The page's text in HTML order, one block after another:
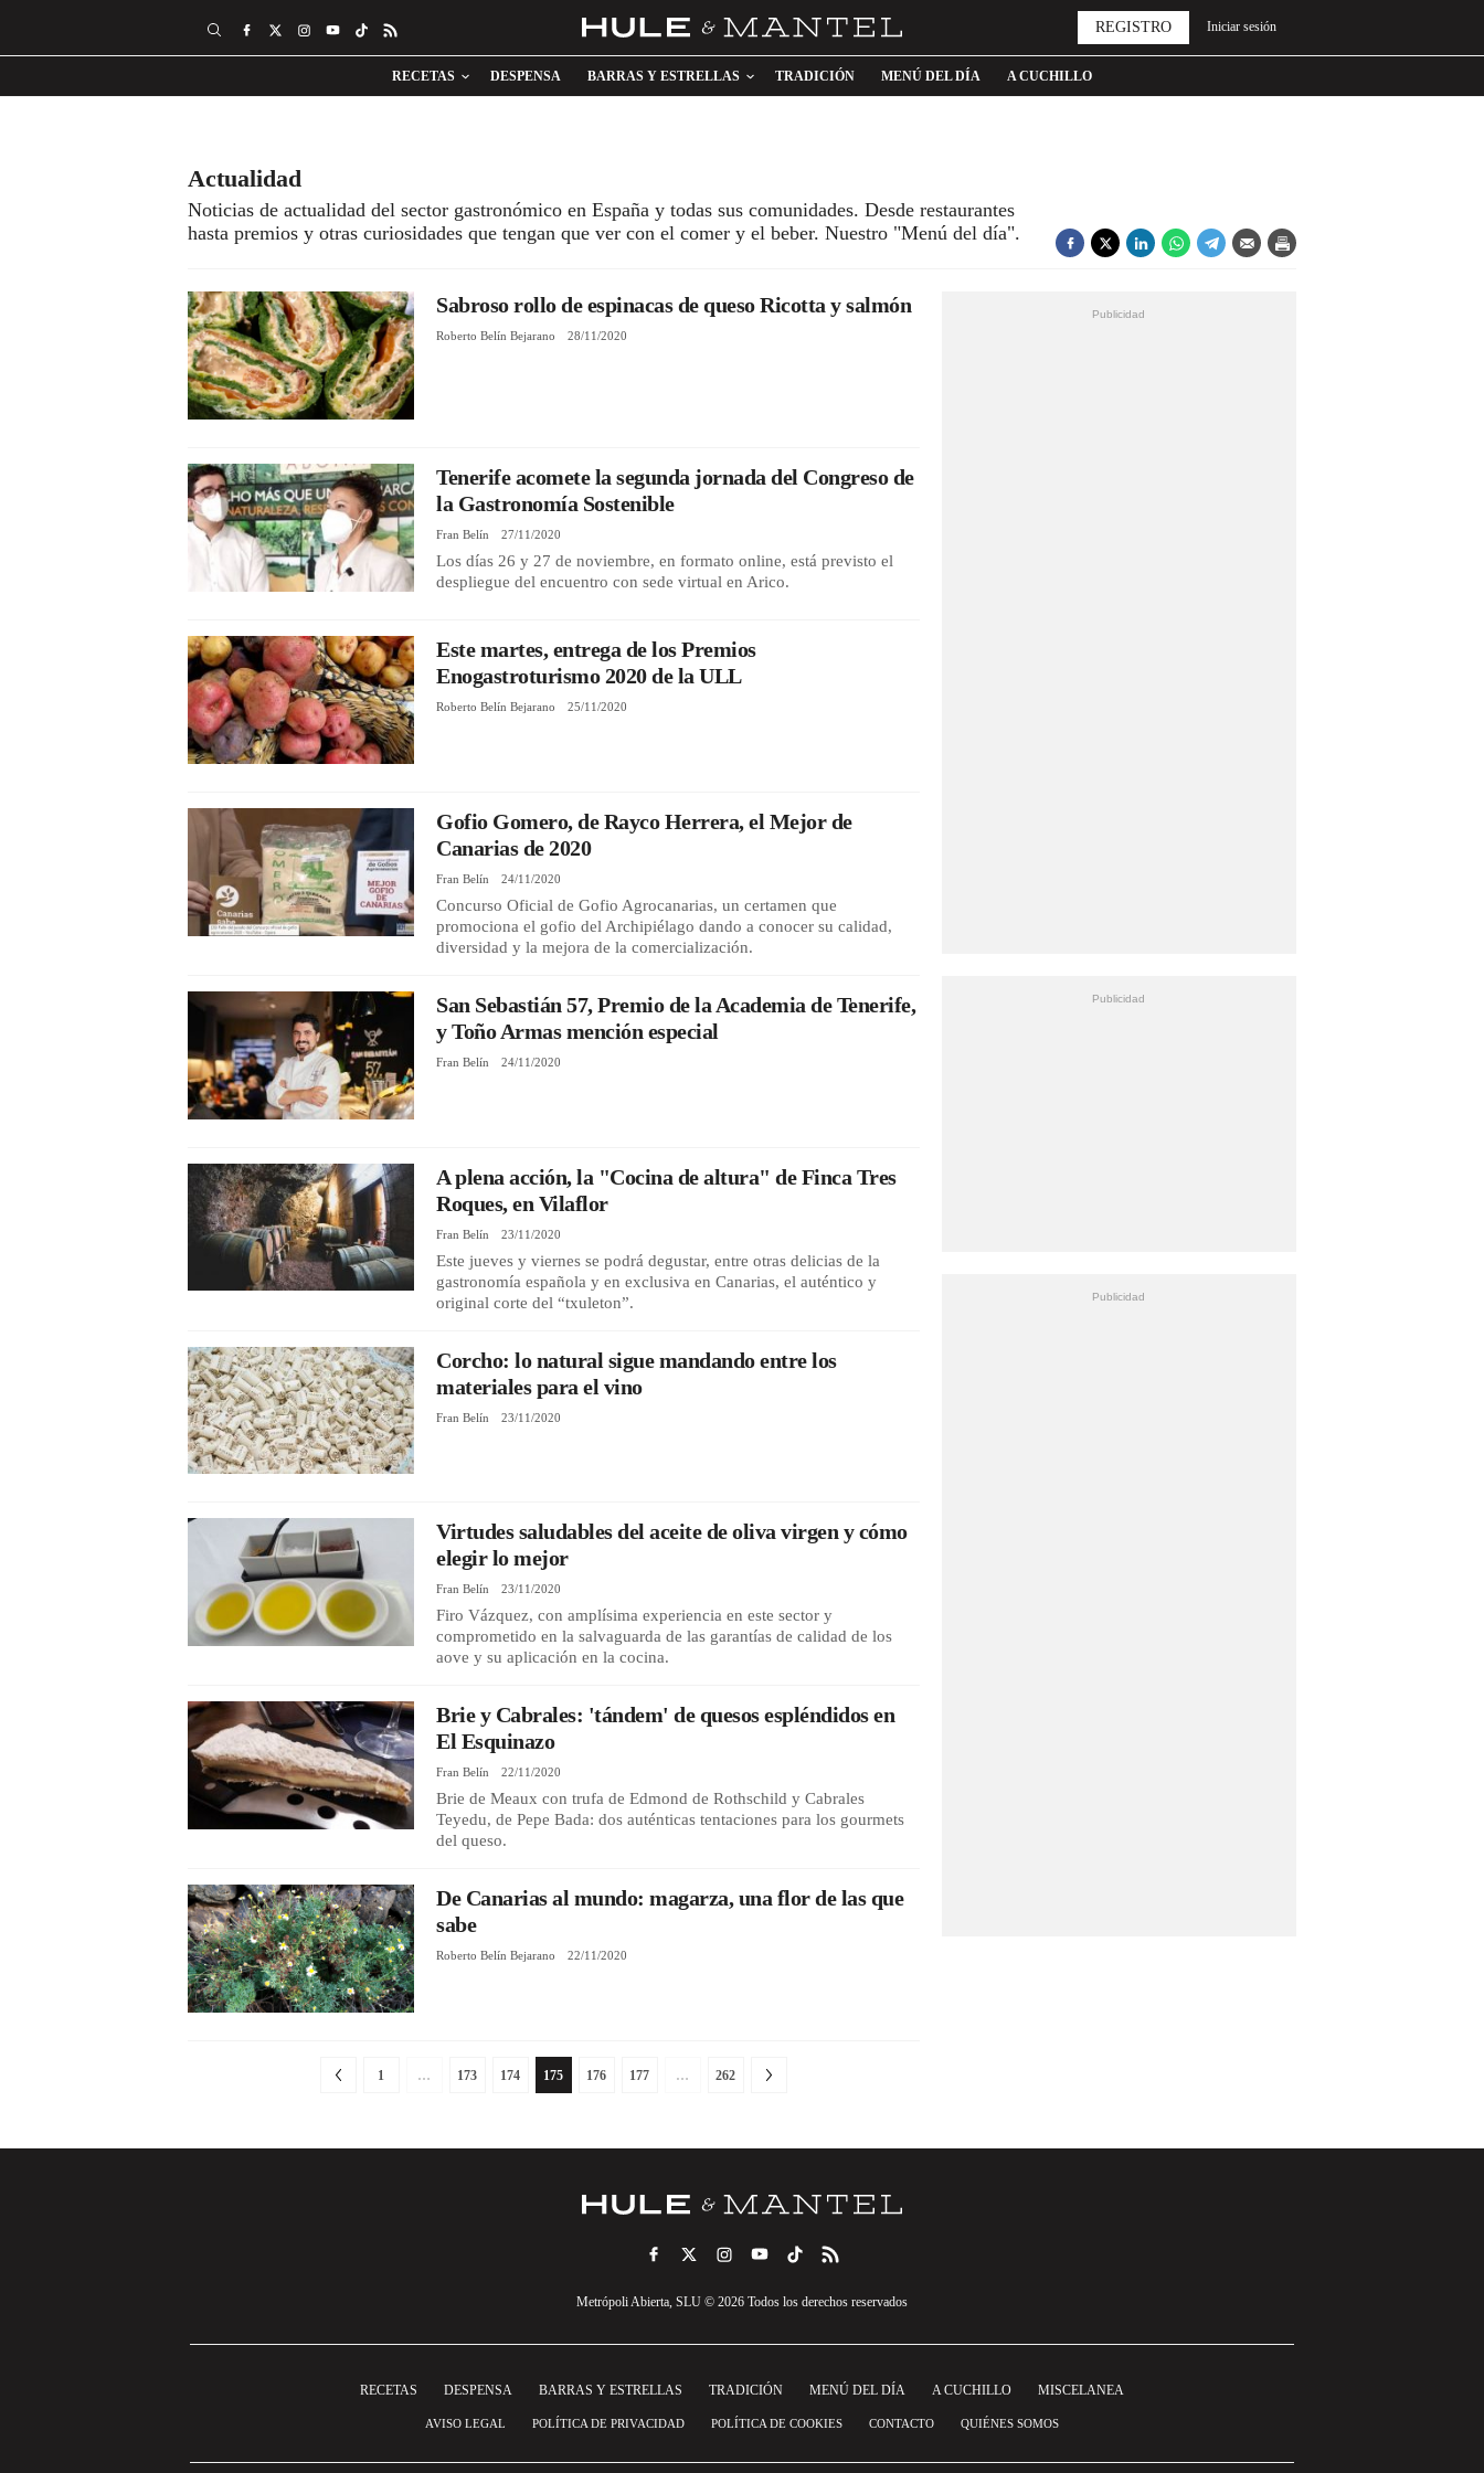
RECETAS DESPENSA BARRAS Y ESTRELLAS TRADICIÓN MENÚ DEL DÍA A CUCHILLO
REGISTRO Iniciar sesión
Actualidad
Noticias de actualidad del sector gastronómico en España y todas sus comunidades. Desde restaurantes
hasta premios y otras curiosidades que tengan que ver con el comer y el beber. Nuestro "Menú del día".
Sabroso rollo de espinacas de queso Ricotta y salmón
Roberto Belín Bejarano 28/11/2020
Tenerife acomete la segunda jornada del Congreso de
la Gastronomía Sostenible
Fran Belín 27/11/2020
Los días 26 y 27 de noviembre, en formato online, está previsto el
despliegue del encuentro con sede virtual en Arico.
Este martes, entrega de los Premios
Enogastroturismo 2020 de la ULL
Roberto Belín Bejarano 25/11/2020
Gofio Gomero, de Rayco Herrera, el Mejor de
Canarias de 2020
Fran Belín 24/11/2020
Concurso Oficial de Gofio Agrocanarias, un certamen que
promociona el gofio del Archipiélago dando a conocer su calidad,
diversidad y la mejora de la comercialización.
San Sebastián 57, Premio de la Academia de Tenerife,
y Toño Armas mención especial
Fran Belín 24/11/2020
A plena acción, la "Cocina de altura" de Finca Tres
Roques, en Vilaflor
Fran Belín 23/11/2020
Este jueves y viernes se podrá degustar, entre otras delicias de la
gastronomía española y en exclusiva en Canarias, el auténtico y
original corte del “txuleton”.
Corcho: lo natural sigue mandando entre los
materiales para el vino
Fran Belín 23/11/2020
Virtudes saludables del aceite de oliva virgen y cómo
elegir lo mejor
Fran Belín 23/11/2020
Firo Vázquez, con amplísima experiencia en este sector y
comprometido en la salvaguarda de las garantías de calidad de los
aove y su aplicación en la cocina.
Brie y Cabrales: 'tándem' de quesos espléndidos en
El Esquinazo
Fran Belín 22/11/2020
Brie de Meaux con trufa de Edmond de Rothschild y Cabrales
Teyedu, de Pepe Bada: dos auténticas tentaciones para los gourmets
del queso.
De Canarias al mundo: magarza, una flor de las que
sabe
Roberto Belín Bejarano 22/11/2020
1 … 173 174 175 176 177 … 262
Metrópoli Abierta, SLU © 2026 Todos los derechos reservados
RECETAS DESPENSA BARRAS Y ESTRELLAS TRADICIÓN MENÚ DEL DÍA A CUCHILLO MISCELANEA
AVISO LEGAL POLÍTICA DE PRIVACIDAD POLÍTICA DE COOKIES CONTACTO QUIÉNES SOMOS